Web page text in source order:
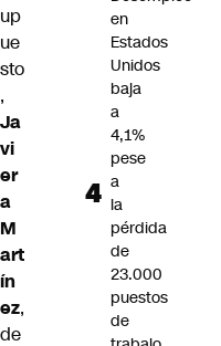
up
ue
sto
,
Ja
vi
er
a
M
art
ín
ez,
de
en
Estados
Unidos
baja
a
4,1%
pese
a
la
pérdida
de
23.000
puestos
de